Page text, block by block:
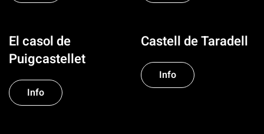
El casol de
Puigcastellet
Info
Castell de Taradell
Info